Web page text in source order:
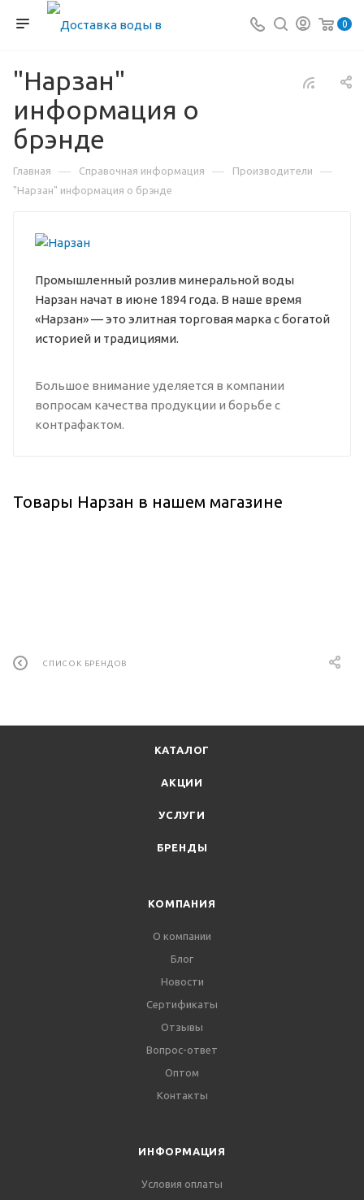
0
"Нарзан"
информация о
брэнде
Главная — Справочная информация — Производители —
"Нарзан" информация о брэнде
Промышленный розлив минеральной воды
Нарзан начат в июне 1894 года. В наше время
«Нарзан» — это элитная торговая марка с богатой
историей и традициями.
Большое внимание уделяется в компании
вопросам качества продукции и борьбе с
контрафактом.
Товары Нарзан в нашем магазине
СПИСОК БРЕНДОВ
КАТАЛОГ
АКЦИИ
УСЛУГИ
БРЕНДЫ
КОМПАНИЯ
О компании
Блог
Новости
Сертификаты
Отзывы
Вопрос-ответ
Оптом
Контакты
ИНФОРМАЦИЯ
Условия оплаты